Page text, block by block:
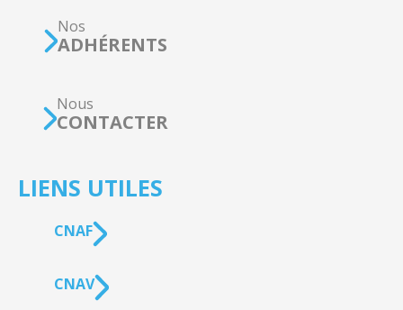
Nos
ADHÉRENTS
Nous
CONTACTER
LIENS UTILES
CNAF
CNAV